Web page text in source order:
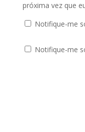
próxima vez que
Notifique-me
Notifique-me